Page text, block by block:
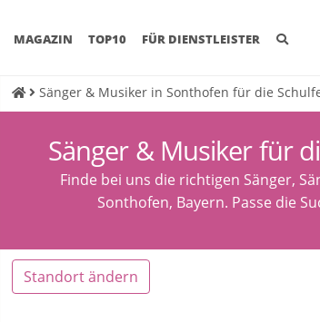
MAGAZIN (CURRENT)
TOP10 FÜR DIENSTLEISTER
Sänger & Musiker in Sonthofen für die
Sänger & Musiker für
Finde bei uns die richtigen Sänger,
Sonthofen, Bayern. Passe die
Standort ändern